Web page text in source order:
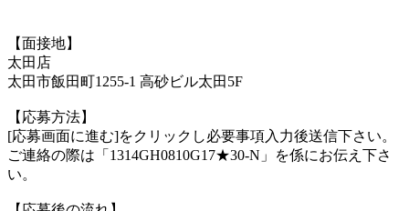
【面接地】
太田店
太田市飯田町1255-1 高砂ビル太田5F
【応募方法】
[応募画面に進む]をクリックし必要事項入力後送信下さい。
ご連絡の際は「1314GH0810G17★30-N」を係にお伝え下さ
い。